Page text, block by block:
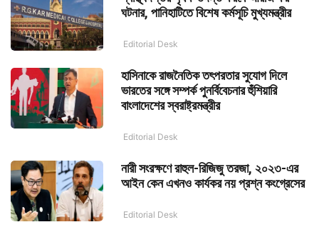
ঘটনার, পানিহাটিতে বিশেষ কর্মসূচি মুখ্যমন্ত্রীর
Editorial Desk
হাসিনাকে রাজনৈতিক তৎপরতার সুযোগ দিলে
ভারতের সঙ্গে সম্পর্ক পুনর্বিবেচনার হুঁশিয়ারি
বাংলাদেশের স্বরাষ্ট্রমন্ত্রীর
Editorial Desk
নারী সংরক্ষণে রাহুল-রিজিজু তরজা, ২০২৩-এর
আইন কেন এখনও কার্যকর নয় প্রশ্ন কংগ্রেসের
Editorial Desk